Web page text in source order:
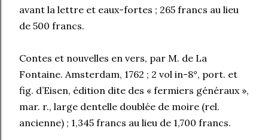
avant la lettre et eaux-fortes ; 265 francs au lieu
de 500 francs.
Contes et nouvelles en vers, par M. de La
Fontaine. Amsterdam, 1762 ; 2 vol in-8°, port. et
fig. d’Eisen, édition dite des « fermiers généraux »,
mar. r., large dentelle doublée de moire (rel.
ancienne) ; 1,345 francs au lieu de 1,700 francs.